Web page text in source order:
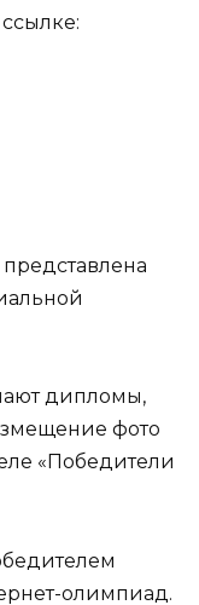
дипломы,
фото
«Победители
олимпиад.